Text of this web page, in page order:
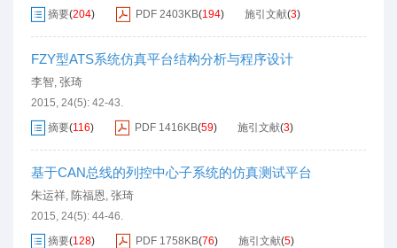
摘要(204) PDF 2403KB(194) 施引文献(3)
FZY型ATS系统仿真平台结构分析与程序设计
李智, 张琦
2015, 24(5): 42-43.
摘要(116) PDF 1416KB(59) 施引文献(3)
基于CAN总线的列控中心子系统的仿真测试平台
朱运祥, 陈福恩 , 张琦
2015, 24(5): 44-46.
摘要(128) PDF 1758KB(76) 施引文献(5)